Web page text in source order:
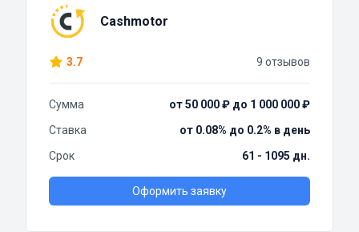
Cashmotor
3.7 9 отзывов
Сумма
от 50 000 ₽ до 1 000 000 ₽
Ставка
от 0.08% до 0.2% в день
Срок
61 - 1095 дн.
Оформить заявку